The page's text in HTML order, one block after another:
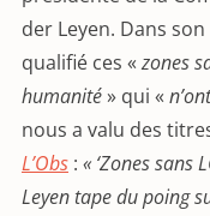
der Leyen. Dans
qualifié ces «zones
humanité» qui «
nous a valu des
L’Obs : « ‘Zones sans
Leyen tape du poing